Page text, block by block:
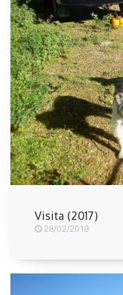
Visita (2017)
28/02/2019